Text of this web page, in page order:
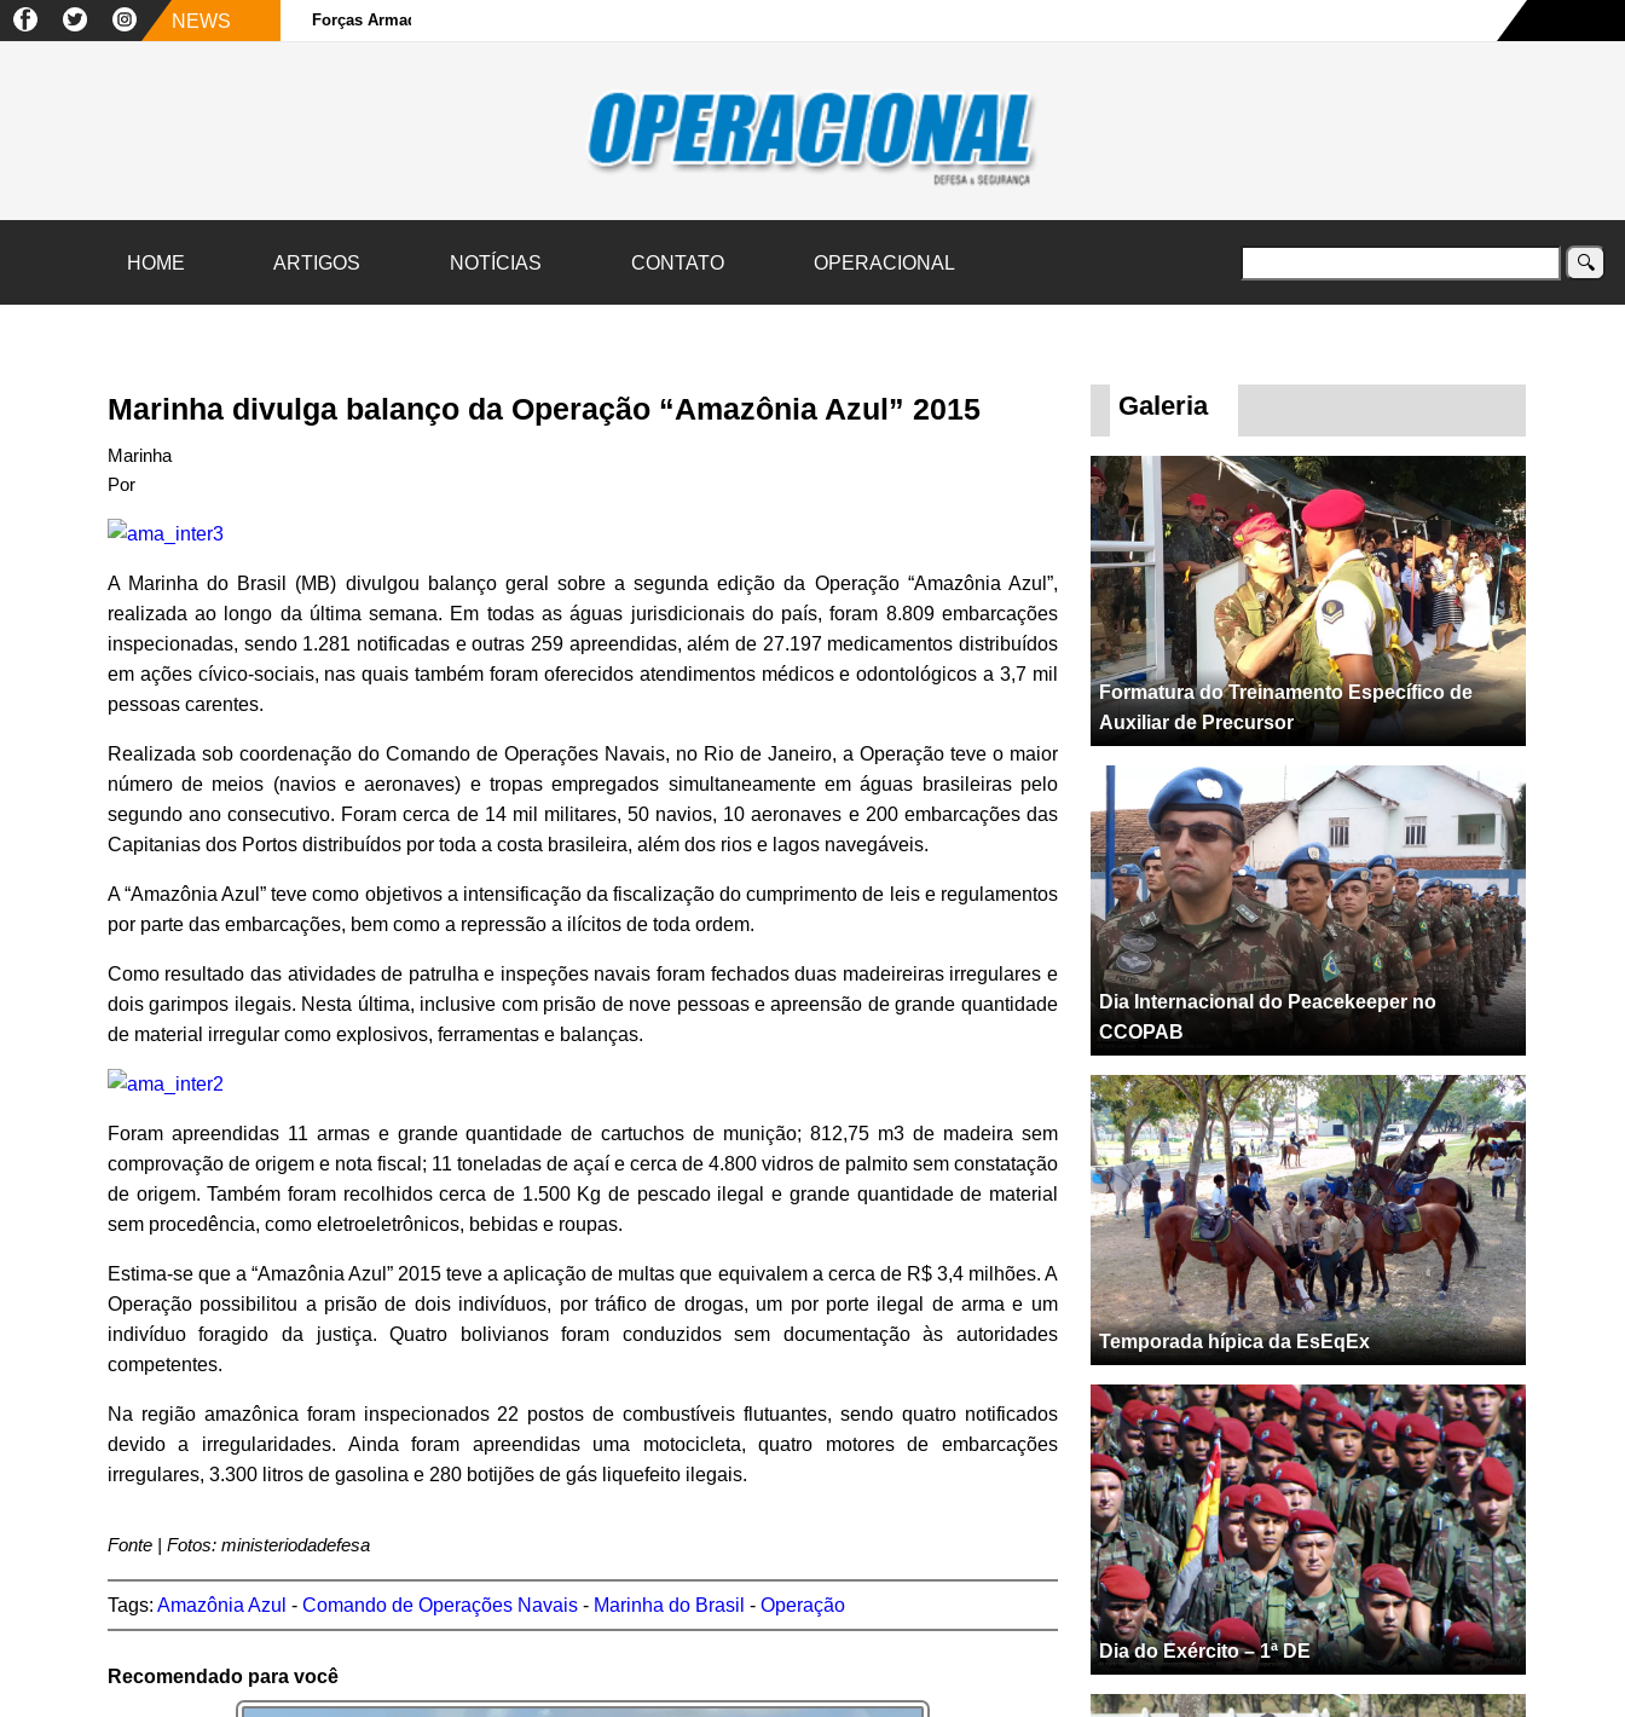
NEWS Forças Armadas e sociedade civil transportam 3,6 mil toneladas de donativos ao Rio Grande do Sul na maior campanha humanitária já registrada no país
HOME ARTIGOS NOTÍCIAS CONTATO OPERACIONAL
Marinha divulga balanço da Operação “Amazônia Azul” 2015
Marinha
Por
A Marinha do Brasil (MB) divulgou balanço geral sobre a segunda edição da Operação “Amazônia Azul”,
realizada ao longo da última semana. Em todas as águas jurisdicionais do país, foram 8.809 embarcações
inspecionadas, sendo 1.281 notificadas e outras 259 apreendidas, além de 27.197 medicamentos distribuídos
em ações cívico-sociais, nas quais também foram oferecidos atendimentos médicos e odontológicos a 3,7 mil
pessoas carentes.
Realizada sob coordenação do Comando de Operações Navais, no Rio de Janeiro, a Operação teve o maior
número de meios (navios e aeronaves) e tropas empregados simultaneamente em águas brasileiras pelo
segundo ano consecutivo. Foram cerca de 14 mil militares, 50 navios, 10 aeronaves e 200 embarcações das
Capitanias dos Portos distribuídos por toda a costa brasileira, além dos rios e lagos navegáveis.
A “Amazônia Azul” teve como objetivos a intensificação da fiscalização do cumprimento de leis e regulamentos
por parte das embarcações, bem como a repressão a ilícitos de toda ordem.
Como resultado das atividades de patrulha e inspeções navais foram fechados duas madeireiras irregulares e
dois garimpos ilegais. Nesta última, inclusive com prisão de nove pessoas e apreensão de grande quantidade
de material irregular como explosivos, ferramentas e balanças.
Foram apreendidas 11 armas e grande quantidade de cartuchos de munição; 812,75 m3 de madeira sem
comprovação de origem e nota fiscal; 11 toneladas de açaí e cerca de 4.800 vidros de palmito sem constatação
de origem. Também foram recolhidos cerca de 1.500 Kg de pescado ilegal e grande quantidade de material
sem procedência, como eletroeletrônicos, bebidas e roupas.
Estima-se que a “Amazônia Azul” 2015 teve a aplicação de multas que equivalem a cerca de R$ 3,4 milhões. A
Operação possibilitou a prisão de dois indivíduos, por tráfico de drogas, um por porte ilegal de arma e um
indivíduo foragido da justiça. Quatro bolivianos foram conduzidos sem documentação às autoridades
competentes.
Na região amazônica foram inspecionados 22 postos de combustíveis flutuantes, sendo quatro notificados
devido a irregularidades. Ainda foram apreendidas uma motocicleta, quatro motores de embarcações
irregulares, 3.300 litros de gasolina e 280 botijões de gás liquefeito ilegais.
Fonte | Fotos: ministeriodadefesa
Tags: Amazônia Azul - Comando de Operações Navais- Marinha do Brasil - Operação
Recomendado para você
Galeria
Formatura do Treinamento Específico de
Auxiliar de Precursor
Dia Internacional do Peacekeeper no
CCOPAB
Temporada hípica da EsEqEx
Dia do Exército – 1ª DE